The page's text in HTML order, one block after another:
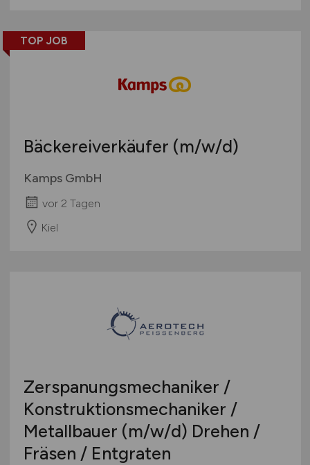
Verkauf
TOP JOB
Bäckereiverkäufer (m/w/d)
Kamps GmbH
vor 2 Tagen
Kiel
Zerspanungsmechaniker /
Konstruktionsmechaniker /
Metallbauer (m/w/d) Drehen /
Fräsen / Entgraten